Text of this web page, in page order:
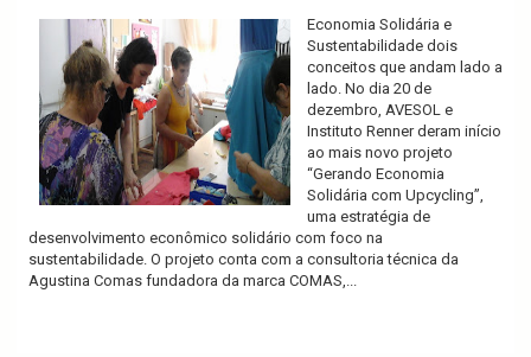
Economia Solidária e
Sustentabilidade dois
conceitos que andam lado a
lado. No dia 20 de
dezembro, AVESOL e
Instituto Renner deram início
ao mais novo projeto
“Gerando Economia
Solidária com Upcycling”,
uma estratégia de
desenvolvimento econômico solidário com foco na
sustentabilidade. O projeto conta com a consultoria técnica da
Agustina Comas fundadora da marca COMAS,...